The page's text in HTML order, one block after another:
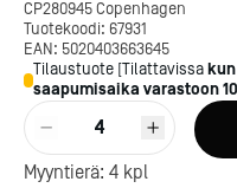
CP280945 Copenhagen
Tuotekoodi: 67931
EAN: 5020403663645
Tilaustuote [Tilattavissa
saapumisaika varastoon
4
Myyntierä: 4 kpl
Kotipizza on vuonna
perustettu yritys, jolla